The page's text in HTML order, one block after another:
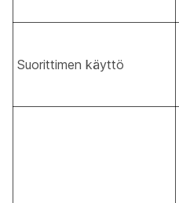
Suorittimen käyttö